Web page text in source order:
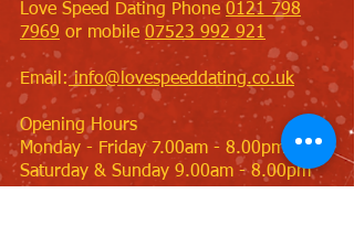
Love Speed Dating Phone 0121 798
7969 or mobile07523 992 921
Email:info@lovespeeddating.co.uk
Opening Hours
Monday - Friday 7.00am - 8.00pm
Saturday & Sunday 9.00am - 8.00pm